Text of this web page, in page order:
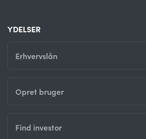
YDELSER
Erhvervslån
Opret bruger
Find investor